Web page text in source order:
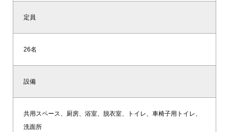
定員
26名
設備
共用スペース、厨房、浴室、脱衣室、トイレ、車椅子用トイレ、
洗面所